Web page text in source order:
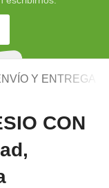
Y ENTREGA
CON